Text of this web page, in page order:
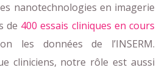
nanotechnologies en imagerie
de 400 essais cliniques en cours
les données de l’INSERM.
cliniciens, notre rôle est aussi